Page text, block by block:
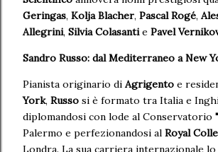
Geringas, Kolja Blacher, Pascal Rogé,
Allegrini, Silvia Colasantie Pavel
Sandro Russo: dal Mediterraneo a New
Pianista originario di Agrigento e
York, Russo si è formato tra Italia e
diplomandosi con lode al Conservatorio
Palermo e perfezionandosi al Royal
Londra. La sua carriera internazionale